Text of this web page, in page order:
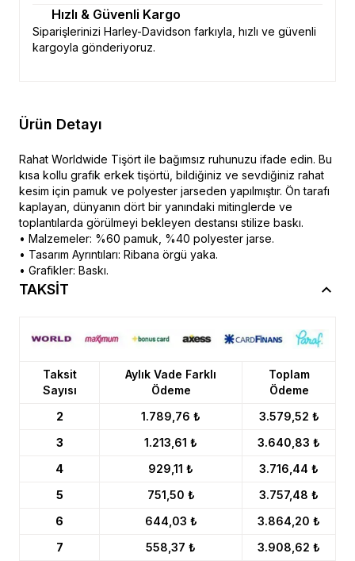
Hızlı & Güvenli Kargo
Siparişlerinizi Harley-Davidson farkıyla, hızlı ve güvenli
kargoyla gönderiyoruz.
Ürün Detayı
Rahat Worldwide Tişört ile bağımsız ruhunuzu ifade edin. Bu
kısa kollu grafik erkek tişörtü, bildiğiniz ve sevdiğiniz rahat
kesim için pamuk ve polyester jarseden yapılmıştır. Ön tarafı
kaplayan, dünyanın dört bir yanındaki mitinglerde ve
toplantılarda görülmeyi bekleyen destansı stilize baskı.
• Malzemeler: %60 pamuk, %40 polyester jarse.
• Tasarım Ayrıntıları: Ribana örgü yaka.
• Grafikler: Baskı.
TAKSİT
Taksit
Sayısı
Aylık Vade Farklı
Ödeme
Toplam
Ödeme
2
1.789,76 ₺
3.579,52 ₺
3
1.213,61 ₺
3.640,83 ₺
4
929,11 ₺
3.716,44 ₺
5
751,50 ₺
3.757,48 ₺
6
644,03 ₺
3.864,20 ₺
7
558,37 ₺
3.908,62 ₺